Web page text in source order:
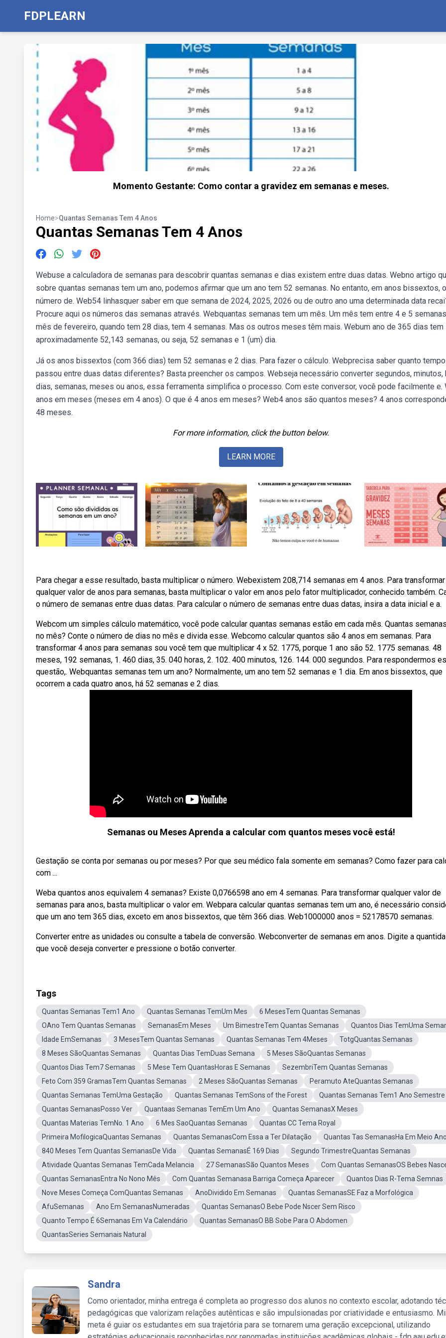
FDPLEARN
Momento Gestante: Como contar a gravidez em semanas e meses.
Home>Quantas Semanas Tem 4 Anos
Quantas Semanas Tem 4 Anos
Webuse a calculadora de semanas para descobrir quantas semanas e dias existem entre duas datas. Webno artigo
sobre quantas semanas tem um ano, podemos afirmar que um ano tem 52 semanas. No entanto, em anos bissextos, o
número de. Web54 linhasquer saber em que semana de 2024, 2025, 2026 ou de outro ano uma determinada data
Procure aqui os números das semanas através. Webquantas semanas tem um mês. Um mês tem entre 4 e 5
mês de fevereiro, quando tem 28 dias, tem 4 semanas. Mas os outros meses têm mais. Webum ano de 365 dias tem
aproximadamente 52,143 semanas, ou seja, 52 semanas e 1 (um) dia.
Já os anos bissextos (com 366 dias) tem 52 semanas e 2 dias. Para fazer o cálculo. Webprecisa saber quanto
passou entre duas datas diferentes? Basta preencher os campos. Webseja necessário converter segundos, minutos,
dias, semanas, meses ou anos, essa ferramenta simplifica o processo. Com este conversor, você pode facilmente e.
anos em meses (meses em 4 anos). O que é 4 anos em meses? Web4 anos são quantos meses? 4 anos
48 meses.
For more information, click the button below.
LEARN MORE
Para chegar a esse resultado, basta multiplicar o número. Webexistem 208,714 semanas em 4 anos. Para transformar
qualquer valor de anos para semanas, basta multiplicar o valor em anos pelo fator multiplicador, conhecido também.
o número de semanas entre duas datas. Para calcular o número de semanas entre duas datas, insira a data inicial e a.
Webcom um simples cálculo matemático, você pode calcular quantas semanas estão em cada mês. Quantas
no mês? Conte o número de dias no mês e divida esse. Webcomo calcular quantos são 4 anos em semanas. Para
transformar 4 anos para semanas sou você tem que multiplicar 4 x 52. 1775, porque 1 ano são 52. 1775 semanas. 48
meses, 192 semanas, 1. 460 dias, 35. 040 horas, 2. 102. 400 minutos, 126. 144. 000 segundos. Para respondermos
questão,. Webquantas semanas tem um ano? Normalmente, um ano tem 52 semanas e 1 dia. Em anos bissextos, que
ocorrem a cada quatro anos, há 52 semanas e 2 dias.
Semanas ou Meses Aprenda a calcular com quantos meses você está!
Gestação se conta por semanas ou por meses? Por que seu médico fala somente em semanas? Como fazer para
com ...
Weba quantos anos equivalem 4 semanas? Existe 0,0766598 ano em 4 semanas. Para transformar qualquer valor de
semanas para anos, basta multiplicar o valor em. Webpara calcular quantas semanas tem um ano, é necessário
que um ano tem 365 dias, exceto em anos bissextos, que têm 366 dias. Web1000000 anos = 52178570 semanas.
Converter entre as unidades ou consulte a tabela de conversão. Webconverter de semanas em anos. Digite a
que você deseja converter e pressione o botão converter.
Tags
Quantas Semanas Tem1 Ano Quantas Semanas TemUm Mes
6 MesesTem Quantas Semanas
OAno Tem Quantas Semanas
SemanasEm Meses Um BimestreTem Quantas Semanas
Quantos Dias TemUma
Idade EmSemanas
3 MesesTem Quantas Semanas Quantas Semanas Tem 4Meses
TotgQuantas Semanas
8 Meses SãoQuantas Semanas
Quantas Dias TemDuas Semana
5 Meses SãoQuantas Semanas
Quantos Dias Tem7 Semanas
5 Mese Tem QuantasHoras E Semanas
SezembriTem Quantas Semanas
Feto Com 359 GramasTem Quantas Semanas
2 Meses SãoQuantas Semanas
Peramuto AteQuantas Semanas
Quantas Semanas TemUma Gestação
Quantas Semanas TemSons of the Forest
Quantas Semanas Tem1 Ano Semestre
Quantas SemanasPosso Ver
Quantaas Semanas TemEm Um Ano
Quantas SemanasX Meses
Quantas Materias TemNo. 1 Ano
6 Mes SaoQuantas Semanas
Quantas CC Tema Royal
Primeira MofilogicaQuantas Semanas
Quantas SemanasCom Essa a Ter Dilatação
Quantas Tas SemanasHa Em Meio
840 Meses Tem Quantas SemanasDe Vida
Quantas SemanasÉ 169 Dias
Segundo TrimestreQuantas Semanas
Atividade Quantas Semanas TemCada Melancia
27 SemanasSão Quantos Meses
Com Quantas SemanasOS Bebes
Quantas SemanasEntra No Nono Mês
Com Quantas Semanasa Barriga Começa Aparecer
Quantos Dias R-Tema Semnas
Nove Meses Começa ComQuantas Semanas
AnoDividido Em Semanas
Quantas SemanasSE Faz a Morfológica
AfuSemanas
Ano Em SemanasNumeradas
Quantas SemanasO Bebe Pode Nscer Sem Risco
Quanto Tempo É 6Semanas Em Va Calendário
Quantas SemanasO BB Sobe Para O Abdomen
QuantasSeries Semanais Natural
Sandra
Como orientador, minha entrega é completa ao progresso dos alunos no contexto escolar, adotando
pedagógicas que valorizam relações autênticas e são impulsionadas por criatividade e entusiasmo.
meta é guiar os estudantes em sua trajetória para se tornarem uma geração excepcional, utilizando